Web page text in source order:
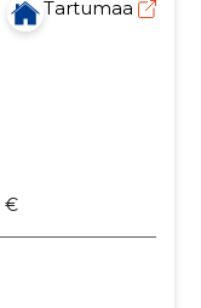
Tartumaa
€